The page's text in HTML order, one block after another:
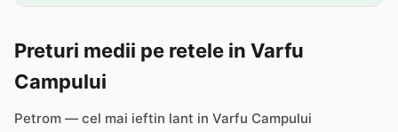
Preturi medii pe retele in Varfu
Campului
Petrom — cel mai ieftin lant in Varfu Campului